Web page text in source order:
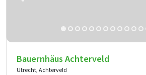
Bauernhäus Achterveld
Utrecht, Achterveld